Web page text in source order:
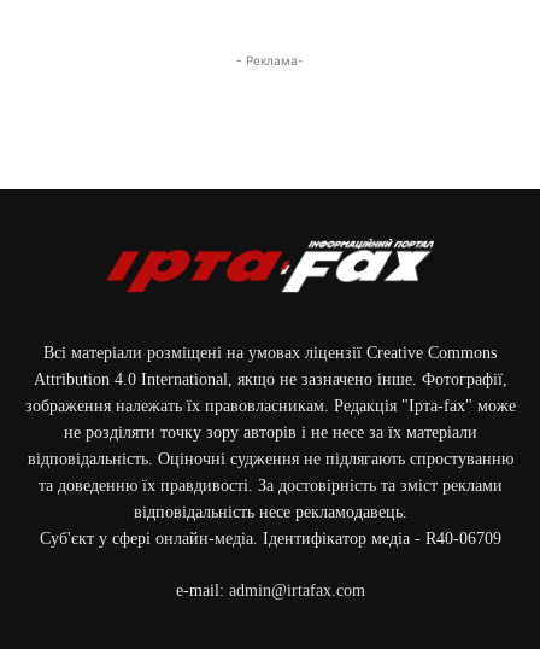
- Реклама-
Всі матеріали розміщені на умовах ліцензії Creative Commons
Attribution 4.0 International, якщо не зазначено інше. Фотографії,
зображення належать їх правовласникам. Редакція "Ірта-fax" може
не розділяти точку зору авторів і не несе за їх матеріали
відповідальність. Оціночні судження не підлягають спростуванню
та доведенню їх правдивості. За достовірність та зміст реклами
відповідальність несе рекламодавець.
Cуб'єкт у сфері онлайн-медіа. Ідентифікатор медіа - R40-06709
e-mail: admin@irtafax.com